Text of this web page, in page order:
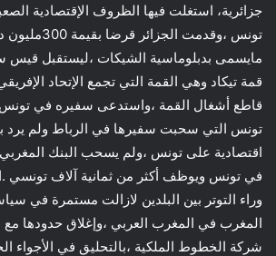
جزائرية، استغلت فيها الظروف الإقتصادية
تونس ،وقدمت
مايسمى بدبلوماسية الشيكات ،ليستقبل
قمة تيكاد وهي القمة التي تجمع الإتحاد
قاطع أشغال القمة ،واستدعى سفيره في
تونس التي سحبت سفيرها في الرباط ولم
اقتصادية على تونس ،ولم يسحب البنك
في تونس ويوظف أكثر من ثمانية آلاف تونسي
وراء التوتر بين البلدين لازالت مستمرة في
المغرب في المغرب العربي ،وإغلاق حدودها مع
شركة الخطوط الملكية ،بالتحليق في الأجواء